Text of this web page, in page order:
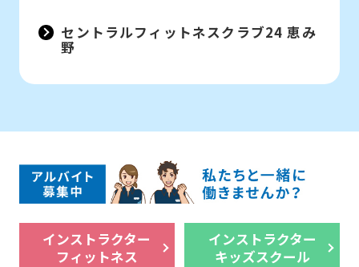
セントラルフィットネスクラブ24 恵み
野
インストラクター
フィットネス
インストラクター
キッズスクール
that
fully
this
before
using
service.